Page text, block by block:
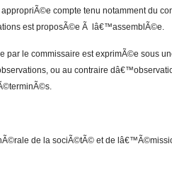
compte tenu notamment du
est proposÃ©e Ã lâ€™assemblÃ©e.
par le commissaire est exprimÃ©e sous
ou au contraire
de la sociÃ©tÃ© et de